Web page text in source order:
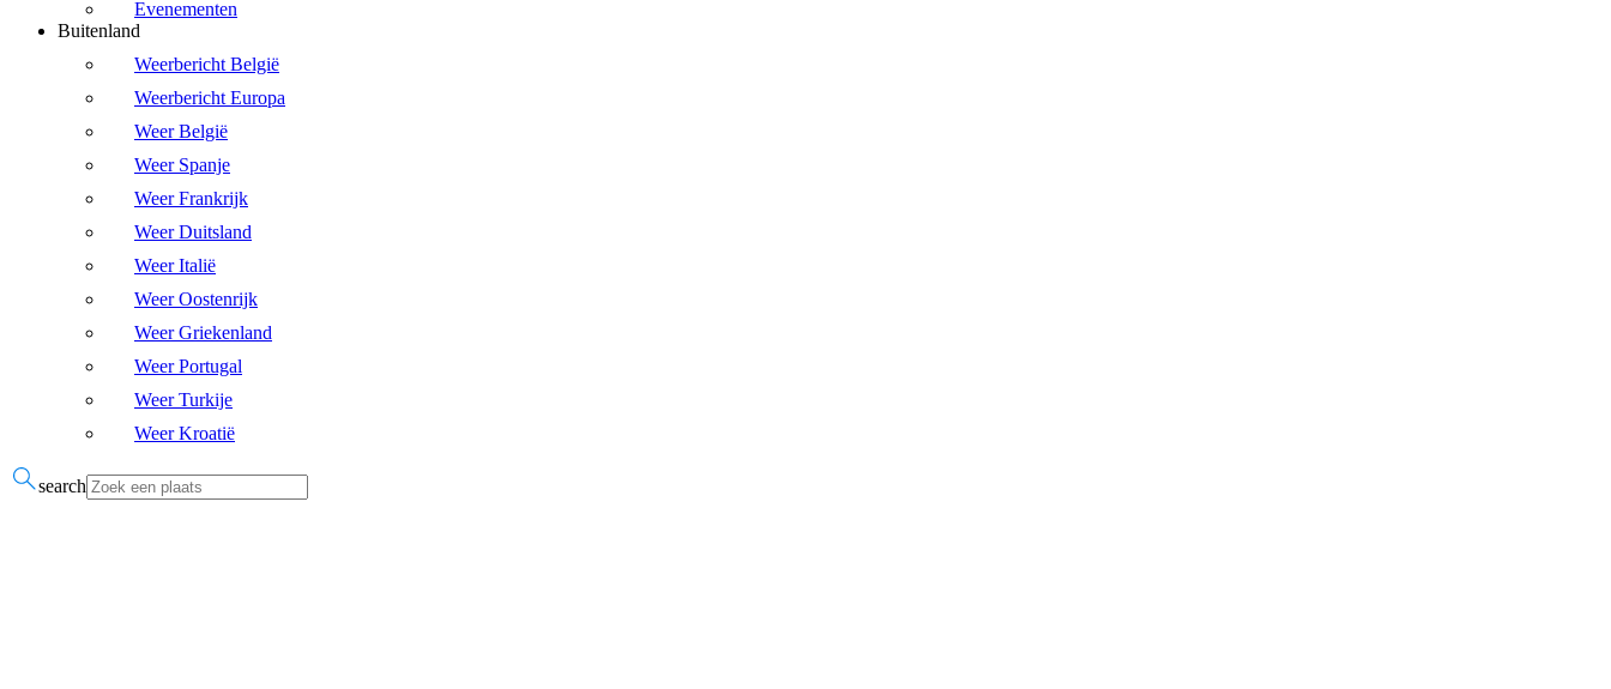
Evenementen
Buitenland
Weerbericht België
Weerbericht Europa
Weer België
Weer Spanje
Weer Frankrijk
Weer Duitsland
Weer Italië
Weer Oostenrijk
Weer Griekenland
Weer Portugal
Weer Turkije
Weer Kroatië
search